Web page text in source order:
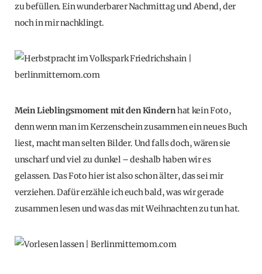
zu befüllen. Ein wunderbarer Nachmittag und Abend, der
noch in mir nachklingt.
Mein Lieblingsmoment mit den Kindernhat kein Foto,
denn wenn man im Kerzenschein zusammen ein neues Buch
liest, macht man selten Bilder. Und falls doch, wären sie
unscharf und viel zu dunkel – deshalb haben wir es
gelassen. Das Foto hier ist also schon älter, das sei mir
verziehen. Dafür erzähle ich euch bald, was wir gerade
zusammen lesen und was das mit Weihnachten zu tun hat.